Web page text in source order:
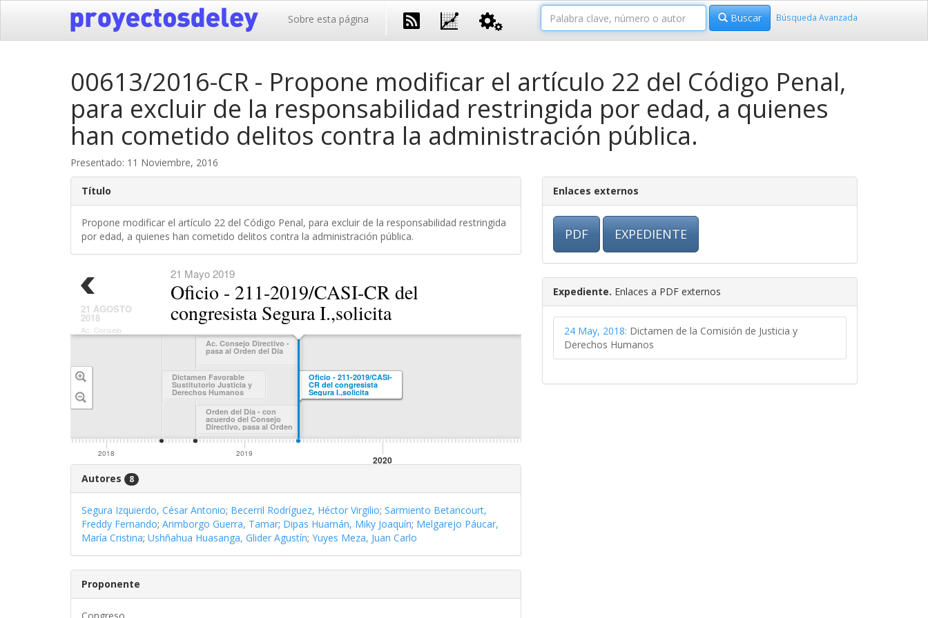
Sobre esta página Buscar Búsqueda Avanzada
00613/2016-CR - Propone modificar el artículo 22 del Código Penal,
para excluir de la responsabilidad restringida por edad, a quienes
han cometido delitos contra la administración pública.
Presentado: 11 Noviembre, 2016
Título
Propone modificar el artículo 22 del Código Penal, para excluir de la responsabilidad restringida
por edad, a quienes han cometido delitos contra la administración pública.
21 Mayo 2019
Oficio - 211-2019/CASI-CR del
congresista Segura I.,solicita
priorización.-DGP para ser visto
en JP.
21 AGOSTO
2018
Ac. Consejo
Directivo - pasa
Dictamen Favorable
Sustitutorio Justicia y
Derechos Humanos
Mayoria
Orden del Día - con
acuerdo del Consejo
Directivo, pasa al Orden
del Día
Ac. Consejo Directivo -
pasa al Orden del Día
Oficio - 211-2019/CASI-
CR del congresista
Segura I.,solicita
priorización.-DGP para
2020
2018 2019
Autores 8
Segura Izquierdo, César Antonio; Becerril Rodríguez, Héctor Virgilio; Sarmiento Betancourt,
Freddy Fernando; Arimborgo Guerra, Tamar; Dipas Huamán, Miky Joaquín; Melgarejo Páucar,
María Cristina; Ushñahua Huasanga, Glider Agustín; Yuyes Meza, Juan Carlo
Proponente
Enlaces externos
PDF EXPEDIENTE
Expediente. Enlaces a PDF externos
24 May, 2018: Dictamen de la Comisión de Justicia y
Derechos Humanos